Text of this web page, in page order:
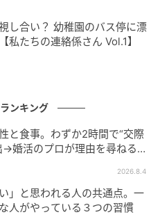
）￥84,700（予定
ウミュウ クライアントサ
凛とした美しさと神秘的
パープルカラーが良運を
し合い？ 幼稚園のバス停に漂
私たちの連絡係さん Vol.1】
ンキング
と食事。わずか2時間で“交際
→婚活のプロが理由を尋ねる
2026.8.4
」と思われる人の共通点。一
人がやっている３つの習慣